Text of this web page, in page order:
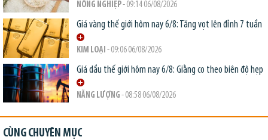
NÔNG NGHIỆP- 09:14 06/08/2026
Giá vàng thế giới hôm nay 6/8: Tăng vọt lên đỉnh 7 tuần
KIM LOẠI - 09:06 06/08/2026
Giá dầu thế giới hôm nay 6/8: Giằng co theo biên độ hẹp
NĂNG LƯỢNG - 08:58 06/08/2026
CÙNG CHUYÊN MỤC